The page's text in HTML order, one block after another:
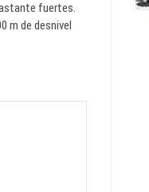
fuertes.
m de desnivel